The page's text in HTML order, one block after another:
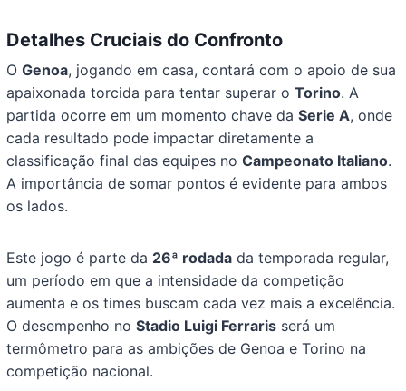
Detalhes Cruciais do Confronto
OGenoa, jogando em casa, contará com o apoio de sua
apaixonada torcida para tentar superar oTorino. A
partida ocorre em um momento chave daSerie A, onde
cada resultado pode impactar diretamente a
classificação final das equipes noCampeonato Italiano.
A importância de somar pontos é evidente para ambos
os lados.
Este jogo é parte da 26ª rodada da temporada regular,
um período em que a intensidade da competição
aumenta e os times buscam cada vez mais a excelência.
O desempenho noStadio Luigi Ferraris será um
termômetro para as ambições de Genoa e Torino na
competição nacional.